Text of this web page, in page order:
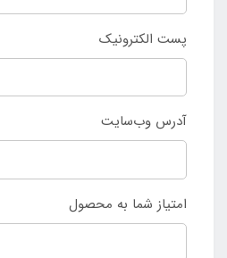
پست الکترونیک
آدرس وب‌سایت
امتیاز شما به محصول